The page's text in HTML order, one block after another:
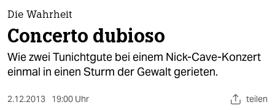
themen
politik
öko
gesellschaft
Die Wahrheit
Concerto dubioso
Wie zwei Tunichtgute bei einem Nick-Cave-Konzert
einmal in einen Sturm der Gewalt gerieten.
2.12.2013 19:00 Uhr teilen